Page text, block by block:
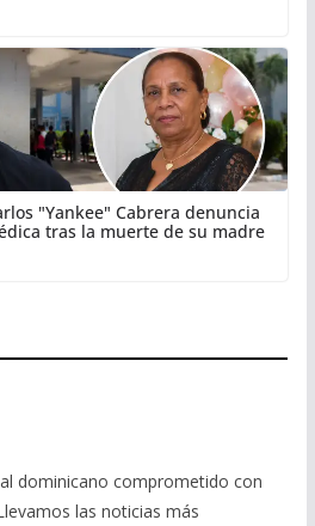
"Yankee" Cabrera denuncia
tras la muerte de su madre
dominicano comprometido con
las noticias más